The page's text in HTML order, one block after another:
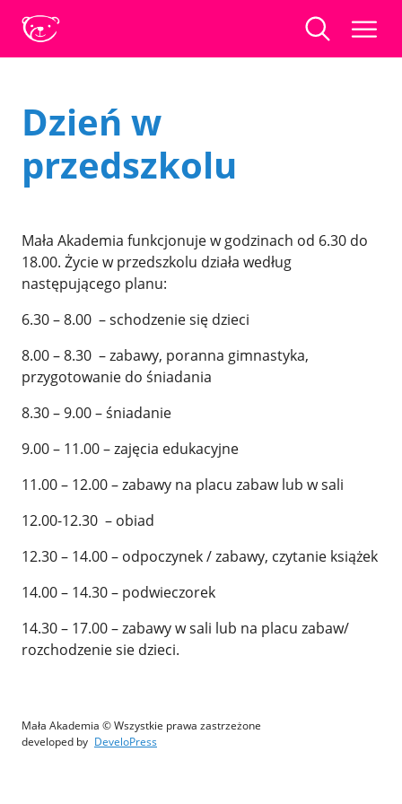
Dzień w
przedszkolu
Mała Akademia funkcjonuje w godzinach od 6.30 do
18.00. Życie w przedszkolu działa według
następującego planu:
6.30 – 8.00 – schodzenie się dzieci
8.00 – 8.30 – zabawy, poranna gimnastyka,
przygotowanie do śniadania
8.30 – 9.00 – śniadanie
9.00 – 11.00 – zajęcia edukacyjne
11.00 – 12.00 – zabawy na placu zabaw lub w sali
12.00-12.30 – obiad
12.30 – 14.00 – odpoczynek / zabawy, czytanie książek
14.00 – 14.30 – podwieczorek
14.30 – 17.00 – zabawy w sali lub na placu zabaw/
rozchodzenie sie dzieci.
Mała Akademia © Wszystkie prawa zastrzeżone
developed by DeveloPress